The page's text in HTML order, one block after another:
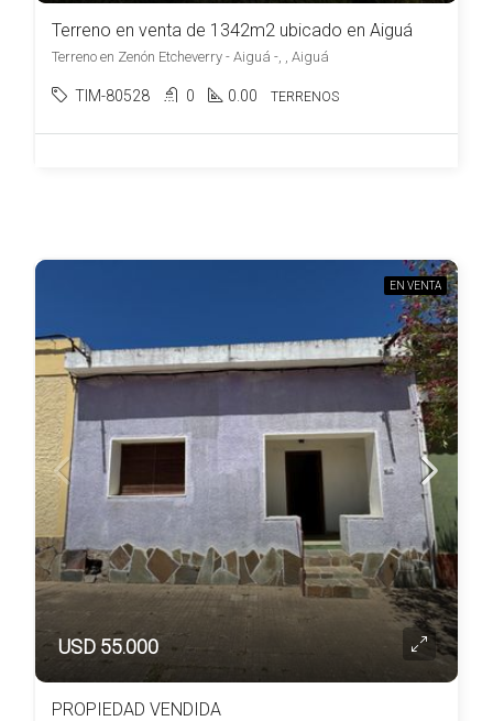
Terreno en venta de 1342m2 ubicado en Aiguá
Terreno en Zenón Etcheverry - Aiguá -, , Aiguá
TIM-80528 0 0.00 TERRENOS
EN VENTA
USD 55.000
PROPIEDAD VENDIDA